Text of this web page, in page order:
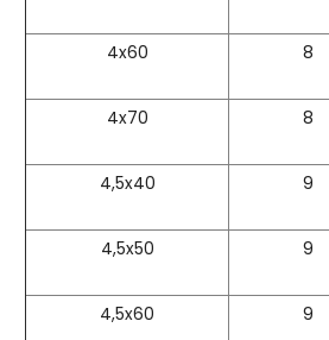
4x60 8
4x70 8
4,5x40 9
4,5x50 9
4,5x60 9